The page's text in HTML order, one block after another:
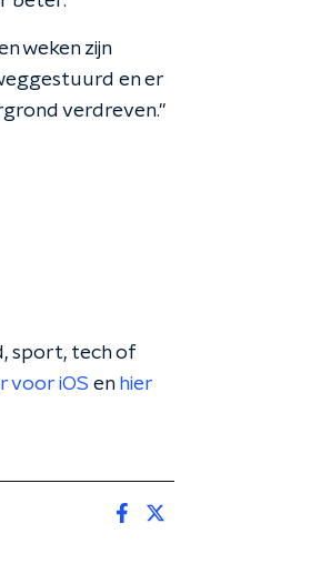
weken zijn
en er
verdreven."
sport, tech of
voor iOS en hier